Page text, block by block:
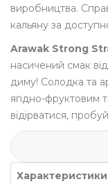
виробництва.
кальяну за
Arawak Strong
насичений смак
диму! Солодка та
ягідно-фруктовим
відірватися,
Характеристики